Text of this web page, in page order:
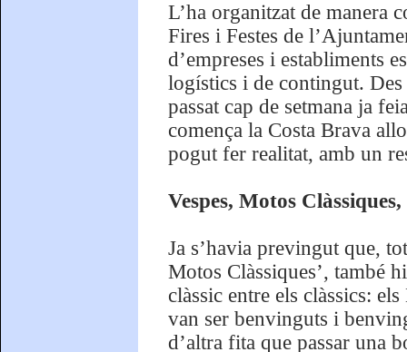
L’ha organitzat de manera
Fires i Festes de
d’empreses i establiments
logístics i de contingut. Des
passat cap de setmana ja
comença la Costa Brava
pogut fer realitat, amb un
Vespes, Motos
Ja s’havia previngut que,
Motos Clàssiques’, també
clàssic entre els clàssics:
van ser benvinguts i
d’altra fita que passar una